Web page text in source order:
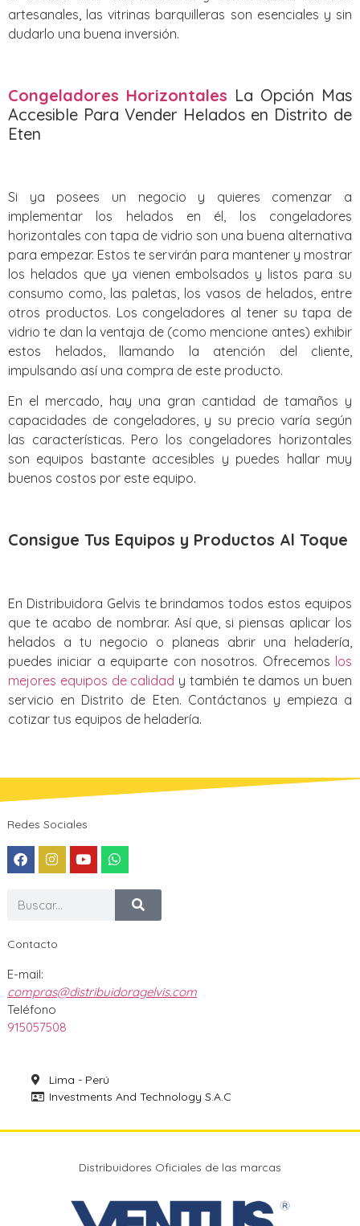
artesanales, las vitrinas barquilleras son esenciales y sin
dudarlo una buena inversión.
Congeladores Horizontales La Opción Mas
Accesible Para Vender Helados en Distrito de
Eten
Si ya posees un negocio y quieres comenzar a
implementar los helados en él, los congeladores
horizontales con tapa de vidrio son una buena alternativa
para empezar. Estos te servirán para mantener y mostrar
los helados que ya vienen embolsados y listos para su
consumo como, las paletas, los vasos de helados, entre
otros productos. Los congeladores al tener su tapa de
vidrio te dan la ventaja de (como mencione antes) exhibir
estos helados, llamando la atención del cliente,
impulsando así una compra de este producto.
En el mercado, hay una gran cantidad de tamaños y
capacidades de congeladores, y su precio varía según
las características. Pero los congeladores horizontales
son equipos bastante accesibles y puedes hallar muy
buenos costos por este equipo.
Consigue Tus Equipos y Productos Al Toque
En Distribuidora Gelvis te brindamos todos estos equipos
que te acabo de nombrar. Así que, si piensas aplicar los
helados a tu negocio o planeas abrir una heladería,
puedes iniciar a equiparte con nosotros. Ofrecemos los
mejores equipos de calidad y también te damos un buen
servicio en Distrito de Eten. Contáctanos y empieza a
cotizar tus equipos de heladería.
Redes Sociales
Contacto
E-mail:
compras@distribuidoragelvis.com
Teléfono
915057508
Lima - Perú
Investments And Technology S.A.C
Distribuidores Oficiales de las marcas